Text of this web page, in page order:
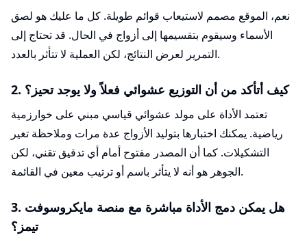
نعم، الموقع مصمم لاستيعاب قوائم طويلة. كل ما عليك هو لصق
الأسماء وسيقوم بتقسيمها إلى أزواج في الحال. قد تحتاج إلى
التمرير لعرض النتائج، لكن العملية لا تتأثر بالعدد.
2. كيف أتأكد من أن التوزيع عشوائي فعلاً ولا يوجد تحيز؟
تعتمد الأداة على مولد عشوائي قياسي مبني على خوارزمية
رياضية. يمكنك اختبارها بتوليد الأزواج عدة مرات وملاحظة تغير
التشكيلات. كما أن المصدر مفتوح أمام أي تدقيق تقني، لكن
الجوهر هو أنه لا يتأثر باسم أو ترتيب معين في القائمة.
3. هل يمكن دمج الأداة مباشرة مع منصة مايكروسوفت
تيمز؟